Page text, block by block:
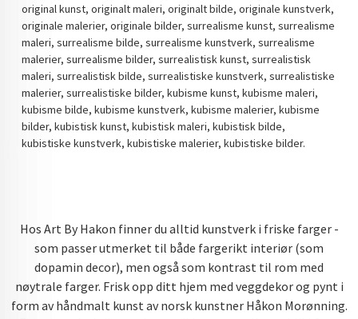
original kunst, originalt maleri, originalt bilde, originale kunstverk,
originale malerier, originale bilder, surrealisme kunst, surrealisme
maleri, surrealisme bilde, surrealisme kunstverk, surrealisme
malerier, surrealisme bilder, surrealistisk kunst, surrealistisk
maleri, surrealistisk bilde, surrealistiske kunstverk, surrealistiske
malerier, surrealistiske bilder, kubisme kunst, kubisme maleri,
kubisme bilde, kubisme kunstverk, kubisme malerier, kubisme
bilder, kubistisk kunst, kubistisk maleri, kubistisk bilde,
kubistiske kunstverk, kubistiske malerier, kubistiske bilder.
Hos Art By Hakon finner du alltid kunstverk i friske farger -
som passer utmerket til både fargerikt interiør (som
dopamin decor), men også som kontrast til rom med
nøytrale farger. Frisk opp ditt hjem med veggdekor og pynt i
form av håndmalt kunst av norsk kunstner Håkon Morønning.